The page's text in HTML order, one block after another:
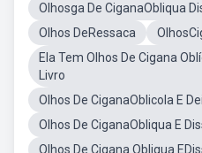
Olhosga De CiganaObliqua
Olhos DeRessaca
Ela Tem Olhos De Cigana
Livro
Olhos De CiganaOblicola E
Olhos De CiganaObliqua E
Olhos De Cigana Obliqua